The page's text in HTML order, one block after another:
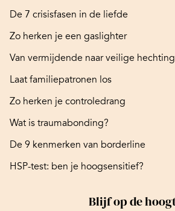
De 7 crisisfasen in de liefde
Zo herken je een gaslighter
Van vermijdende naar veilige
Laat familiepatronen los
Zo herken je controledrang
Wat is traumabonding?
De 9 kenmerken van borderline
HSP-test: ben je hoogsensitief?
Blijf op de